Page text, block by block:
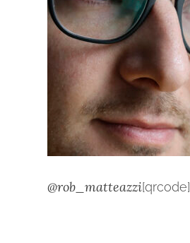
@rob_matteazzi[qrcode]